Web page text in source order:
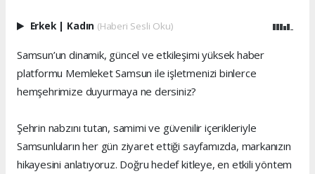
Erkek | Kadın (Haberi Sesli Oku)
Samsun’un dinamik, güncel ve etkileşimi yüksek haber
platformu Memleket Samsun ile işletmenizi binlerce
hemşehrimize duyurmaya ne dersiniz?
Şehrin nabzını tutan, samimi ve güvenilir içerikleriyle
Samsunluların her gün ziyaret ettiği sayfamızda, markanızın
hikayesini anlatıyoruz. Doğru hedef kitleye, en etkili yöntem